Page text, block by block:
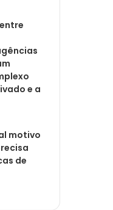
e a
motivo
de